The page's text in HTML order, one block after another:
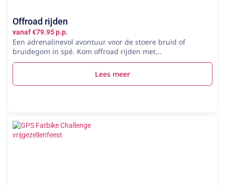
Offroad rijden
vanaf €79.95 p.p.
Een adrenalinevol avontuur voor de stoere bruid of
bruidegom in spé. Kom offroad rijden met...
Lees meer